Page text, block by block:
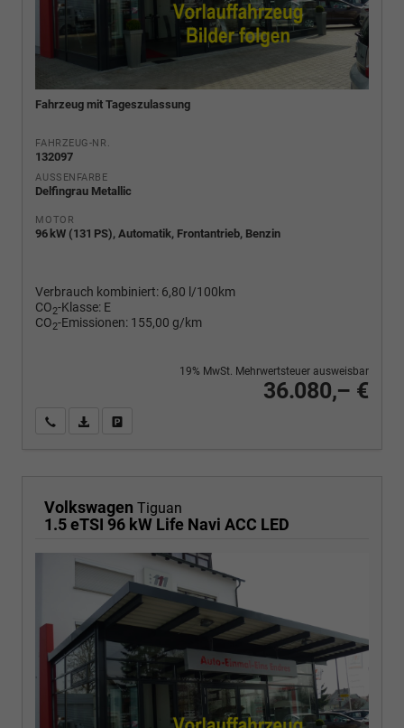
Fahrzeug mit Tageszulassung
FAHRZEUG-NR.
132097
AUSSENFARBE
Delfingrau Metallic
MOTOR
96 kW (131 PS), Automatik, Frontantrieb, Benzin
Verbrauch kombiniert: 6,80 l/100km
CO2-Klasse: E
CO2-Emissionen: 155,00 g/km
36.080,– €
19% MwSt. Mehrwertsteuer ausweisbar
Wir rufen Sie anPDF-Fahrzeugexposé drucken
Volkswagen Tiguan
1.5 eTSI 96 kW Life Navi ACC LED